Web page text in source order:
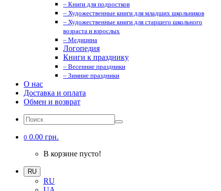
– Книги для подростков
– Художественные книги для младших школьников
– Художественные книги для старшего школьного
возраста и взрослых
– Медицина
Логопедия
Книги к празднику
– Весенние праздники
– Зимние праздники
О нас
Доставка и оплата
Обмен и возврат
0 0.00 грн.
В корзине пусто!
RU
RU